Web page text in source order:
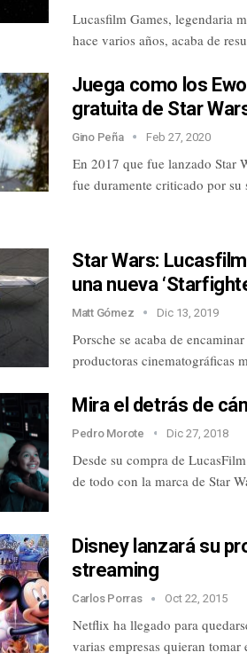
Lucasfilm Games, legendaria
hace varios años, acaba de
Juega como los
gratuita de Star
Gino Peña Feb 27, 2020
En 2017 que fue lanzado Star
fue duramente criticado por
Star Wars:
una nueva
Matt Gómez Dic 13, 2019
Porsche se acaba de
productoras cinematográficas
Mira el detrás de
Pedro Morote Dic 27, 2018
Desde su compra de
de todo con la marca de Star
Disney lanzará su
streaming
Carlos Porras Oct 22, 2015
Netflix ha llegado para
varias empresas quieran